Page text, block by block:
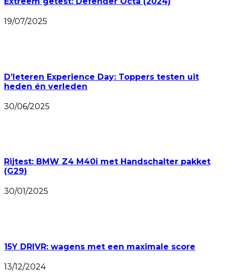
19/07/2025
D’Ieteren Experience Day: Toppers testen uit
heden én verleden
30/06/2025
Rijtest: BMW Z4 M40i met Handschalter pakket
(G29)
30/01/2025
15Y DRIVR: wagens met een maximale score
13/12/2024